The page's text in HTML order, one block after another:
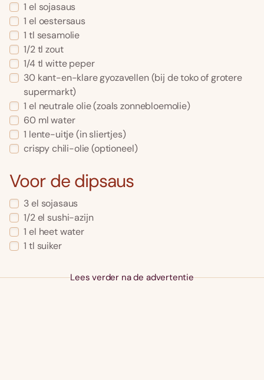
1 el sojasaus
1 el oestersaus
1 tl sesamolie
1/2 tl zout
1/4 tl witte peper
30 kant-en-klare gyozavellen(bij de toko of grotere
supermarkt)
1 el neutrale olie(zoals zonnebloemolie)
60 ml water
1 lente-uitje(in sliertjes)
crispy chili-olie(optioneel)
Voor de dipsaus
3el sojasaus
1/2 el sushi-azijn
1 el heet water
1 tl suiker
Lees verder na de advertentie